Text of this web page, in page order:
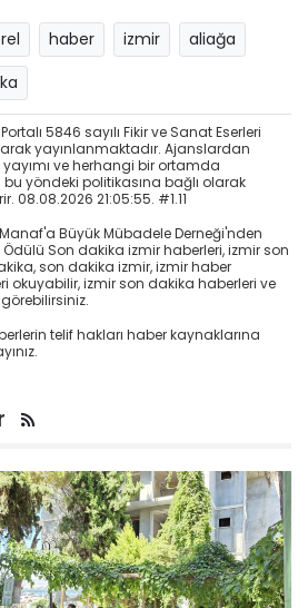
haber izmir
aliağa
5846 sayılı Fikir ve Sanat Eserleri
yayınlanmaktadır. Ajanslardan
ve herhangi bir ortamda
bu yöndeki politikasına bağlı olarak
08.08.2026 21:05:55. #1.11
Manaf'a Büyük Mübadele Derneği'nden
Ödülü Son dakika izmir haberleri, izmir son
son dakika izmir, izmir haber
okuyabilir, izmir son dakika haberleri ve
telif hakları haber kaynaklarına